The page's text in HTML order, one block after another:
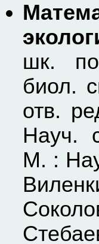
шк.
биол.
отв.
Науч.
М. :